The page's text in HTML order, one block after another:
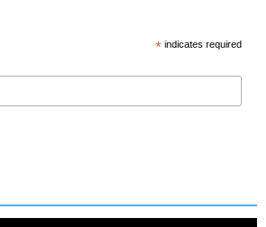
* indicates required